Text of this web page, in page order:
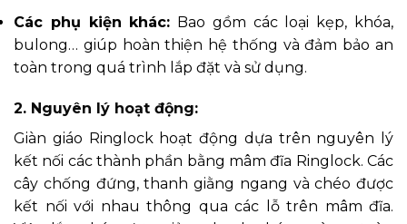
Các phụ kiện khác: Bao gồm các loại kẹp, khóa,
bulong… giúp hoàn thiện hệ thống và đảm bảo an
toàn trong quá trình lắp đặt và sử dụng.
2. Nguyên lý hoạt động:
Giàn giáo Ringlock hoạt động dựa trên nguyên lý
kết nối các thành phần bằng mâm đĩa Ringlock. Các
cây chống đứng, thanh giằng ngang và chéo được
kết nối với nhau thông qua các lỗ trên mâm đĩa.